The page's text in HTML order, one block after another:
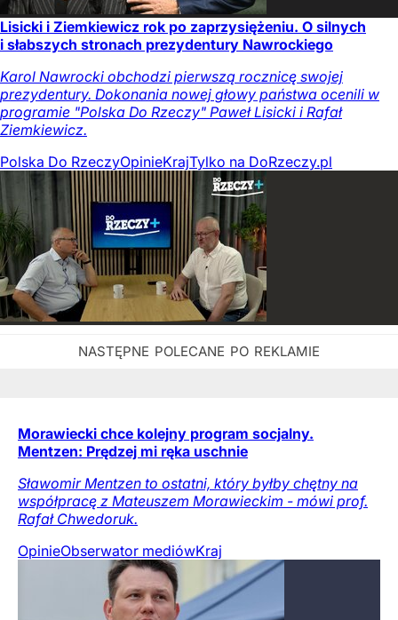
Lisicki i Ziemkiewicz rok po zaprzysiężeniu. O silnych
i słabszych stronach prezydentury Nawrockiego
Karol Nawrocki obchodzi pierwszą rocznicę swojej
prezydentury. Dokonania nowej głowy państwa ocenili w
programie "Polska Do Rzeczy" Paweł Lisicki i Rafał
Ziemkiewicz.
Polska Do RzeczyOpinieKrajTylko na DoRzeczy.pl
Morawiecki chce kolejny program socjalny.
Mentzen: Prędzej mi ręka uschnie
Sławomir Mentzen to ostatni, który byłby chętny na
współpracę z Mateuszem Morawieckim - mówi prof.
Rafał Chwedoruk.
OpinieObserwator mediówKraj